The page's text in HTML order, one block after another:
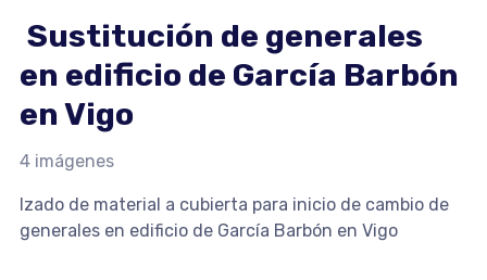
Sustitución de generales
en edificio de García Barbón
en Vigo
4 imágenes
Izado de material a cubierta para inicio de cambio de
generales en edificio de García Barbón en Vigo